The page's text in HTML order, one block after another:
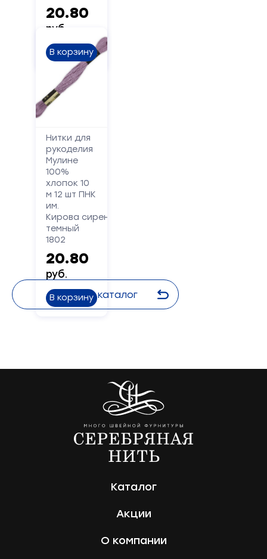
20.80
руб.
В корзину
Нитки для
рукоделия
Мулине
100%
хлопок 10
м 12 шт ПНК
им.
Кирова сиреневый
темный
1802
20.80
руб.
В корзину
Назад в каталог
Каталог
Акции
О компании